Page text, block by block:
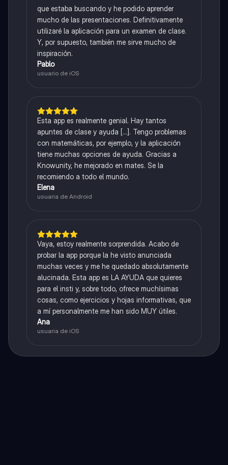
que estaba buscando y he podido aprender
mucho de las presentaciones. Definitivamente
utilizaré la aplicación para un examen de clase.
Y, por supuesto, también me sirve mucho de
inspiración.
Pablo
usuario de iOS
Esta app es realmente genial. Hay tantos
apuntes de clase y ayuda [...]. Tengo problemas
con matemáticas, por ejemplo, y la aplicación
tiene muchas opciones de ayuda. Gracias a
Knowunity, he mejorado en mates. Se la
recomiendo a todo el mundo.
Elena
usuaria de Android
Vaya, estoy realmente sorprendida. Acabo de
probar la app porque la he visto anunciada
muchas veces y me he quedado absolutamente
alucinada. Esta app es LA AYUDA que quieres
para el insti y, sobre todo, ofrece muchísimas
cosas, como ejercicios y hojas informativas, que
a mí personalmente me han sido MUY útiles.
Ana
usuaria de iOS